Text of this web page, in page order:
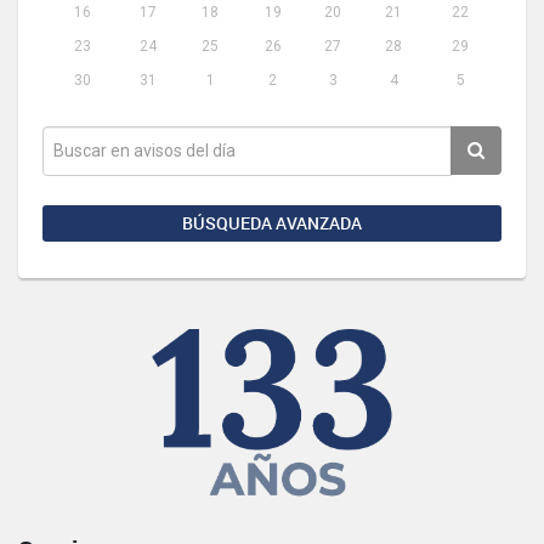
16 17 18 19 20 21
22
23
24 25 26 27 28
29
30
31 1 2 3 4 5
BÚSQUEDA AVANZADA